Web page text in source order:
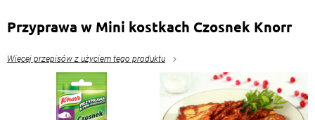
Przyprawa w Mini kostkach Czosnek Knorr
Więcej przepisów z użyciem tego produktu